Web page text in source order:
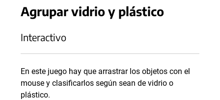
Agrupar vidrio y plástico
Interactivo
En este juego hay que arrastrar los objetos con el
mouse y clasificarlos según sean de vidrio o
plástico.